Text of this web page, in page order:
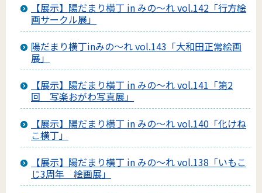
【展示】陽だまり横丁 in みの～れ vol.142「行方絵
画サークル展」
陽だまり横丁inみの～れ vol.143「大和田正常絵画
展」
【展示】陽だまり横丁 in みの～れ vol.141「第2
回 写楽おがわ写真展」
【展示】陽だまり横丁 in みの～れ vol.140「化けね
こ横丁」
【展示】陽だまり横丁 in みの～れ vol.138「いもこ
じ3周年 絵画展」